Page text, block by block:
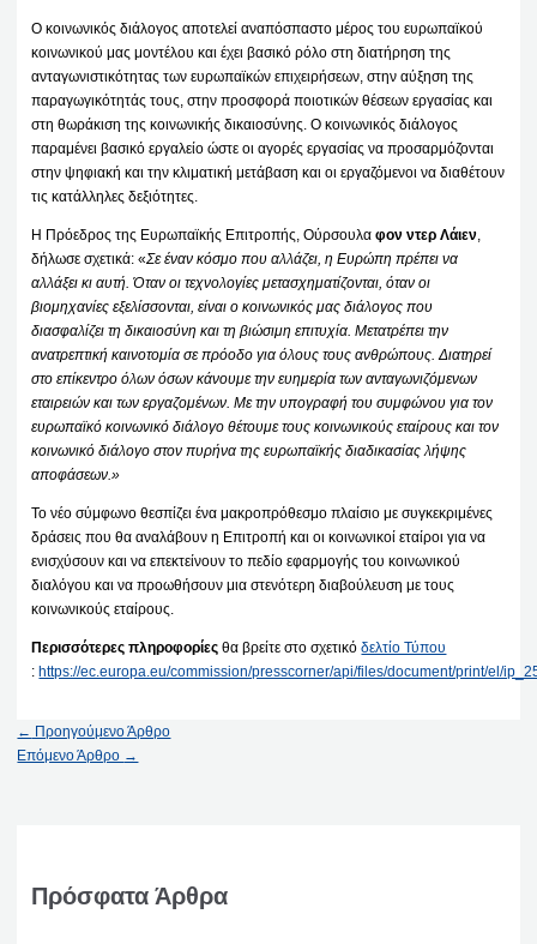
Ο κοινωνικός διάλογος αποτελεί αναπόσπαστο μέρος του ευρωπαϊκού
κοινωνικού μας μοντέλου και έχει βασικό ρόλο στη διατήρηση της
ανταγωνιστικότητας των ευρωπαϊκών επιχειρήσεων, στην αύξηση της
παραγωγικότητάς τους, στην προσφορά ποιοτικών θέσεων εργασίας και
στη θωράκιση της κοινωνικής δικαιοσύνης. Ο κοινωνικός διάλογος
παραμένει βασικό εργαλείο ώστε οι αγορές εργασίας να προσαρμόζονται
στην ψηφιακή και την κλιματική μετάβαση και οι εργαζόμενοι να διαθέτουν
τις κατάλληλες δεξιότητες.
Η Πρόεδρος της Ευρωπαϊκής Επιτροπής, Ούρσουλαφον ντερ Λάιεν,
δήλωσε σχετικά: «Σε έναν κόσμο που αλλάζει, η Ευρώπη πρέπει να
αλλάξει κι αυτή. Όταν οι τεχνολογίες μετασχηματίζονται, όταν οι
βιομηχανίες εξελίσσονται, είναι ο κοινωνικός μας διάλογος που
διασφαλίζει τη δικαιοσύνη και τη βιώσιμη επιτυχία. Μετατρέπει την
ανατρεπτική καινοτομία σε πρόοδο για όλους τους ανθρώπους. Διατηρεί
στο επίκεντρο όλων όσων κάνουμε την ευημερία των ανταγωνιζόμενων
εταιρειών και των εργαζομένων. Με την υπογραφή του συμφώνου για τον
ευρωπαϊκό κοινωνικό διάλογο θέτουμε τους κοινωνικούς εταίρους και τον
κοινωνικό διάλογο στον πυρήνα της ευρωπαϊκής διαδικασίας λήψης
αποφάσεων.»
Το νέο σύμφωνο θεσπίζει ένα μακροπρόθεσμο πλαίσιο με συγκεκριμένες
δράσεις που θα αναλάβουν η Επιτροπή και οι κοινωνικοί εταίροι για να
ενισχύσουν και να επεκτείνουν το πεδίο εφαρμογής του κοινωνικού
διαλόγου και να προωθήσουν μια στενότερη διαβούλευση με τους
κοινωνικούς εταίρους.
Περισσότερες πληροφορίες θα βρείτε στο σχετικόδελτίο Τύπου
: https://ec.europa.eu/commission/presscorner/api/files/document/print/el/
← Προηγούμενο Άρθρο
Επόμενο Άρθρο →
Πρόσφατα Άρθρα